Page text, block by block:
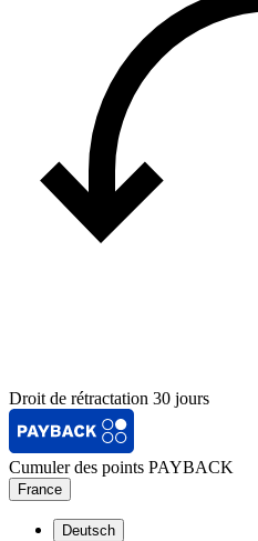
Droit de rétractation 30 jours
Cumuler des points PAYBACK
France
Deutsch